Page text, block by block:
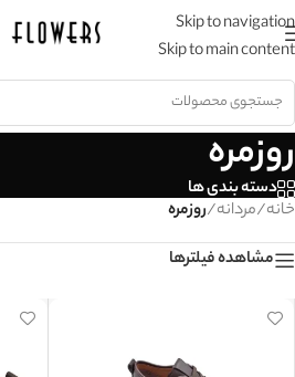
Skip to navigation
Skip to main content
روزمره
دسته بندی ها
خانه/مردانه/روزمره
مشاهده فیلترها